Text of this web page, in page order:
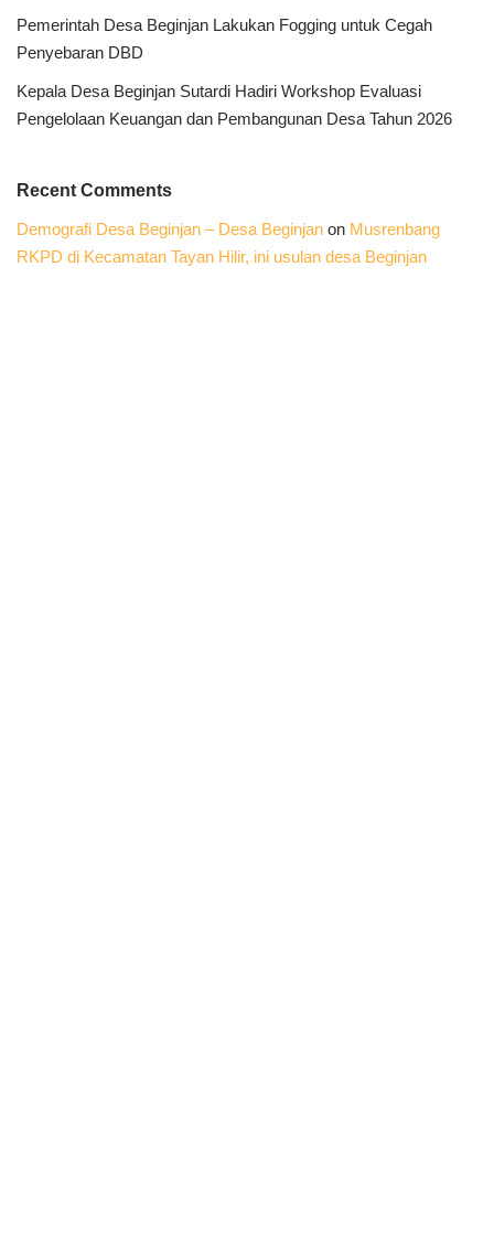
Pemerintah Desa Beginjan Lakukan Fogging untuk Cegah
Penyebaran DBD
Kepala Desa Beginjan Sutardi Hadiri Workshop Evaluasi
Pengelolaan Keuangan dan Pembangunan Desa Tahun 2026
Recent Comments
Demografi Desa Beginjan – Desa Beginjan on Musrenbang
RKPD di Kecamatan Tayan Hilir, ini usulan desa Beginjan